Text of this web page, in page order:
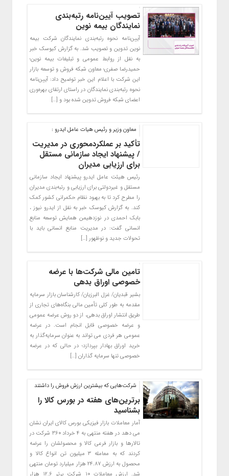
تصویب آیین‌نامه رتبه‌بندی
نمایندگان بیمه نوین
آیین‌نامه نحوه رتبه‌بندی نمایندگان شرکت بیمه
نوین تدوین و تصویب شد. به گزارش کیوسک خبر
به نقل از روابط عمومی و تبلیغات بیمه نوین؛
حمیدرضا صفری؛ معاون شبکه فروش و توسعه بازار
این شرکت با اعلام این خبر توضیح داد: آیین‌نامه
نحوه رتبه‌بندی نمایندگان در راستای ارتقای بهره‌وری
اعضای شبکه فروش تدوین شده بود و […]
معاون وزیر و رئیس هیات عامل ایدرو :
تأکید بر عملکردمحوری در مدیریت
/ پیشنهاد ایجاد سازمانی مستقل
برای ارزیابی مدیران
رئیس هیئت عامل ایدرو پیشنهاد ایجاد سازمانی
مستقل و غیردولتی برای ارزیابی و رتبه‌بندی مدیران
را مطرح کرد تا به بهبود نظام حکمرانی کشور کمک
کند. به گزارش کیوسک خبر به نقل از ایدرو نیوز ،
بابک احمدی در نوزدهیمن همایش توسعه منابع
انسانی گفت: در مدیریت منابع انسانی باید با
تحولات جدید و نوظهور […]
تامین مالی شرکت‌ها با عرضه
خصوصی اوراق بدهی
بشیر قبدیان/ غزل البرزیان/ کارشناسان بازار سرمایه
مقدمه به طور کلی تأمین مالی بنگاه‌های تجاری از
طریق انتشار اوراق بدهی، از دو روش عرضه عمومی
و عرضه خصوصی قابل انجام است. در عرضه
عمومی هر فردی می ­تواند به عنوان سرمایه‌گذار به
خرید اوراق بهادار بپردازد؛ در حالی که در عرضه
خصوصی تنها سرمایه ­گذاران […]
شرکت‌هایی که بیشترین ارزش فروش را داشتند
برترین‌های هفته در بورس کالا را
بشناسید
آمار معاملات بازار فیزیکی بورس کالای ایران نشان
می دهد در هفته منتهی به ۴ خرداد ۳۶۰ شرکت در
تالارها و بازار فرعی کالا و محصولشان را عرضه
کردند که به معامله ۳ میلیون تن انواع کالا و
محصول به ارزش ۲۴.۸۷ هزار میلیارد تومان منتهی